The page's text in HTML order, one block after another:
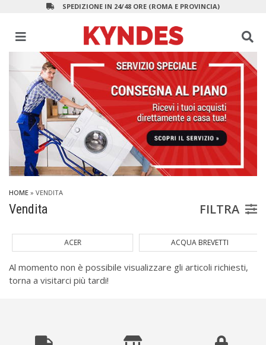
SPEDIZIONE IN 24/48 ORE (ROMA E PROVINCIA)
HOME » VENDITA
Vendita FILTRA
ACER ACQUA BREVETTI
Al momento non è possibile visualizzare gli articoli richiesti,
torna a visitarci più tardi!